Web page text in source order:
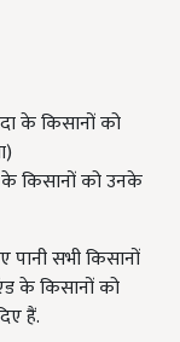
के किसानों को उनके
सभी किसानों
के किसानों को
हैं.